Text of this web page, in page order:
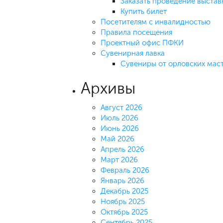
Купить билет
Посетителям с инвалидностью
Правила посещения
Проектный офис ПФКИ
Сувенирная лавка
Сувениры от орловских
Архивы
Август 2026
Июль 2026
Июнь 2026
Май 2026
Апрель 2026
Март 2026
Февраль 2026
Январь 2026
Декабрь 2025
Ноябрь 2025
Октябрь 2025